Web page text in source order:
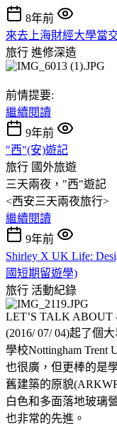
8年前
來去上海財經大學當
旅行 進修深造
前情提要:
繼續閱讀
9年前
"西"(安)遊記
旅行 國外旅遊
三天兩夜，"西"遊記
<西安三天兩夜旅行>
繼續閱讀
9年前
Shirley X UK Life:
國短期留遊學)
旅行 活動紀錄
LET’S TALK ABOUT
(2016/ 07/ 04)起了個
學校Nottingham Trent
也很廣，但更棒的是
舊建築的原貌
白色和多面落地玻璃
也非常的先進。